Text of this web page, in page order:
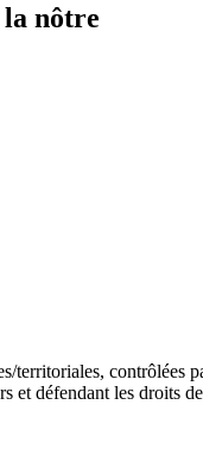
nôtre
contrôlées
et défendant les droits